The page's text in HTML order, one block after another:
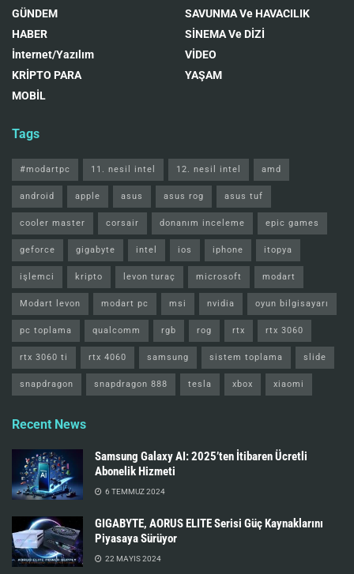
GÜNDEM
HABER
İnternet/Yazılım
KRİPTO PARA
MOBİL
SAVUNMA Ve HAVACILIK
SİNEMA Ve DİZİ
VİDEO
YAŞAM
Tags
#modartpc 11. nesil intel 12. nesil intel amd
android apple asus asus rog asus tuf
cooler master corsair donanım inceleme epic games
geforce gigabyte intel ios iphone itopya
işlemci kripto levon turaç microsoft modart
Modart levon modart pc msi nvidia oyun bilgisayarı
pc toplama qualcomm rgb rog rtx rtx 3060
rtx 3060 ti rtx 4060 samsung sistem toplama slide
snapdragon snapdragon 888 tesla xbox xiaomi
Recent News
Samsung Galaxy AI: 2025’ten İtibaren Ücretli
Abonelik Hizmeti
6 TEMMUZ 2024
GIGABYTE, AORUS ELITE Serisi Güç Kaynaklarını
Piyasaya Sürüyor
22 MAYIS 2024